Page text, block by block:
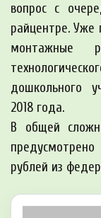
вопрос с
райцентре. Уже
монтажные
дошкольного
2018 года.
В общей
рублей из